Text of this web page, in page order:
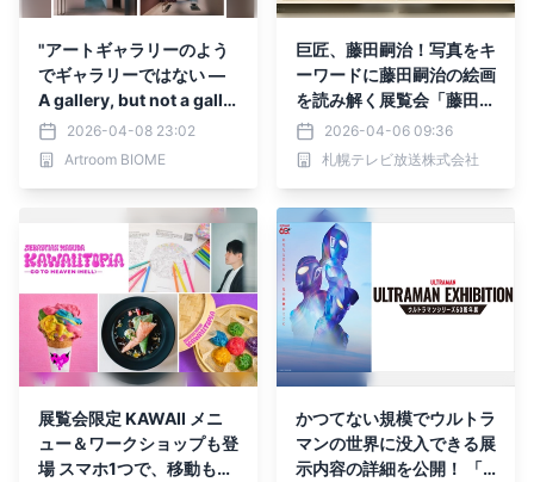
"アートギャラリーのよう
でギャラリーではない —
A gallery, but not a galle
ry." 神戸で展開しているBI
OME（バイオーム）が、
阪急神戸線・御影駅南エリ
場での初の展覧会は、202
6年5月9日（土）より開
催。 新たなスペースのご
紹介とともに、改めてBIO
MEについてお知らせいた
します。
2026-04-08 23:02
Artroom BIOME
巨匠、藤田嗣治！写真をキ
ーワードに藤田嗣治の絵画
を読み解く展覧会「藤田嗣
治 絵画と写真」4月29日
から札幌芸術の森美術館で
開催決定！
2026-04-06 09:36
札幌テレビ放送株式会社
展覧会限定 KAWAII メニ
ュー＆ワークショップも登
場 スマホ1つで、移動もミ
かつてない規模でウルトラ
マンの世界に没入できる展
示内容の詳細を公開！ 「U